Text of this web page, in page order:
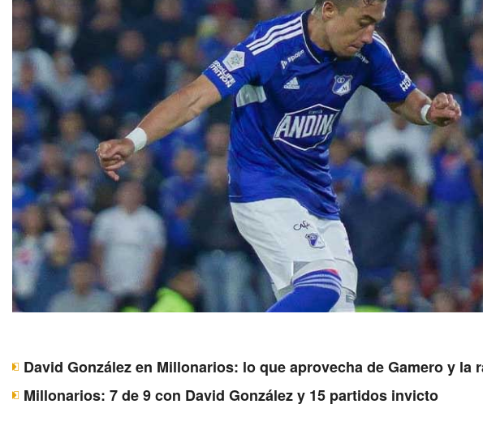
David González en Millonarios: lo que aprovecha de Gamero y la
Millonarios: 7 de 9 con David González y 15 partidos invicto